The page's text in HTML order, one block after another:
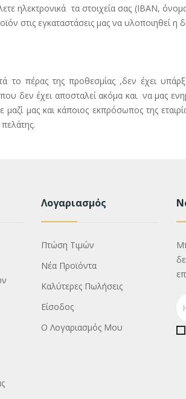
ηλεκτρονικά τα στοιχεία σας (IBAN,
στις εγκαταστάσεις μας να υλοποιηθεί η
πέρας της προθεσμίας ,δεν έχει
έχει αποσταλεί ακόμα και να μας
μας και κάποιος εκπρόσωπος της
Λογαριασμός
Πτώση Τιμών
Νέα Προϊόντα
Καλύτερες Πωλήσεις
Είσοδος
Ο Λογαριασμός Μου